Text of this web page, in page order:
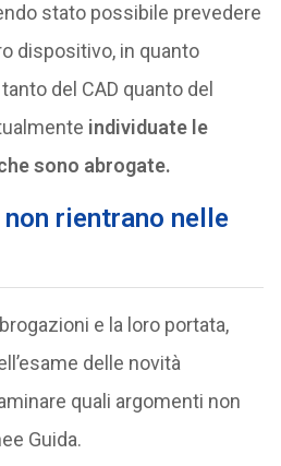
stato possibile prevedere
dispositivo, in quanto
del CAD quanto del
individuate le
sono abrogate.
rientrano nelle
e la loro portata,
delle novità
quali argomenti non
Guida.